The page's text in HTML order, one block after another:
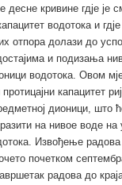
десне кривине гдје је
водотока и
отпора долази до
и подизања
водотока. Овом
капацитет
дионици, што
на нивое воде на
Извођење радова
почетком
радова до